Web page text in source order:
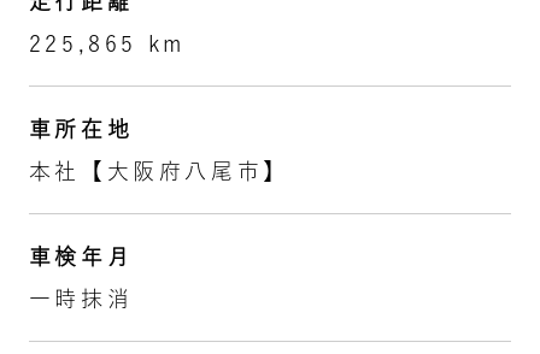
225,865 km
車所在地
本社【大阪府八尾市】
車検年月
一時抹消